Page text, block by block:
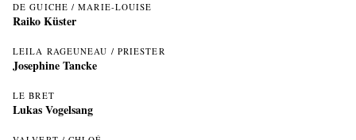
DE GUICHE / MARIE-LOUISE
Raiko Küster
LEILA RAGEUNEAU / PRIESTER
Josephine Tancke
LE BRET
Lukas Vogelsang